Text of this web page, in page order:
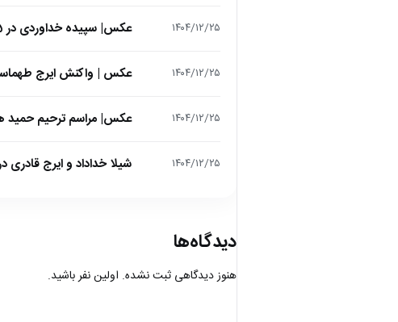
۱۴۰۴/۱۲/۲۵ عکس| سپیده خداوردی در 25 سالگی در اولین فیلمش در کنار شهاب حسینی
۱۴۰۴/۱۲/۲۵ عکس | واکنش ایرج
۱۴۰۴/۱۲/۲۵ عکس| مراسم ترحیم حمید
۱۴۰۴/۱۲/۲۵ شیلا خداداد و ایرج قادری
دیدگاه‌ها
هنوز دیدگاهی ثبت نشده. اولین نفر باشید.